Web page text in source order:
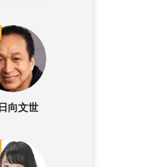
向文世